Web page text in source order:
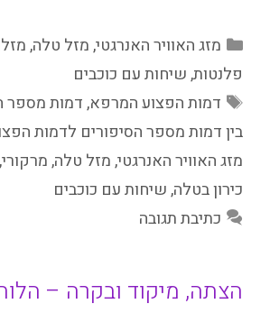
קטגוריות
מזג האוויר האנרגטי,מזל טלה,
פלנטות,שיחות עם כוכבים
תגיות
דמות הפצוע המרפא,דמות מספר
בין דמות מספר הסיפורים לדמות
מזג האוויר האנרגטי,מזל טלה,מרקורי,
כירון בטלה,שיחות עם כוכבים
כתיבת תגובה
הצתה, מיקוד ובקרה –